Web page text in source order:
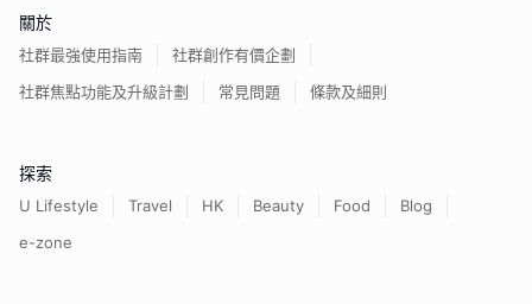
關於
社群最強使用指南
社群創作有價企劃
社群焦點功能及升級計劃
常見問題 條款及細則
探索
U Lifestyle Travel HK Beauty Food
Blog
e-zone